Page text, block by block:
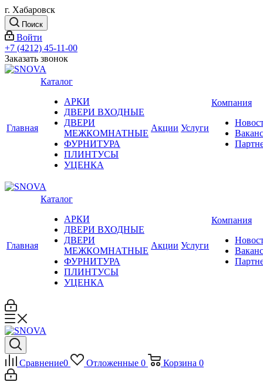
г. Хабаровск
Поиск
Войти
+7 (4212) 45-11-00
Заказать звонок
Главная
Каталог
АРКИ
ДВЕРИ ВХОДНЫЕ
ДВЕРИ
МЕЖКОМНАТНЫЕ
ФУРНИТУРА
ПЛИНТУСЫ
УЦЕНКА
Акции Услуги
Компания
Главная
Каталог
АРКИ
ДВЕРИ ВХОДНЫЕ
ДВЕРИ
МЕЖКОМНАТНЫЕ
ФУРНИТУРА
ПЛИНТУСЫ
УЦЕНКА
Акции Услуги
Компания
Сравнение0 Отложенные 0 Корзина 0